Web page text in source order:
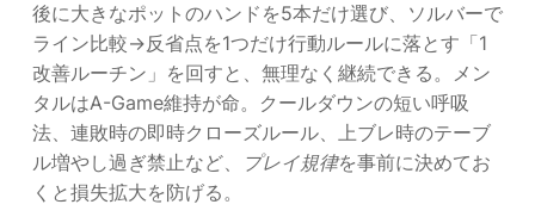
後に大きなポットのハンドを5本だけ選び、ソルバーで
ライン比較→反省点を1つだけ行動ルールに落とす「1
改善ルーチン」を回すと、無理なく継続できる。メン
タルはA-Game維持が命。クールダウンの短い呼吸
法、連敗時の即時クローズルール、上ブレ時のテーブ
ル増やし過ぎ禁止など、
プレイ規律を事前に決めてお
くと損失拡大を防げる。